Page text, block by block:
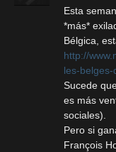
Esta
*más*
Bélgica,
http://
les-
Sucede
es más
sociales).
Pero si
François